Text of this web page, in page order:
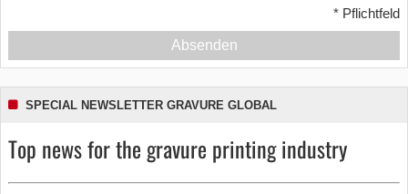
* Pflichtfeld
Absenden
SPECIAL NEWSLETTER GRAVURE GLOBAL
Top news for the gravure printing industry